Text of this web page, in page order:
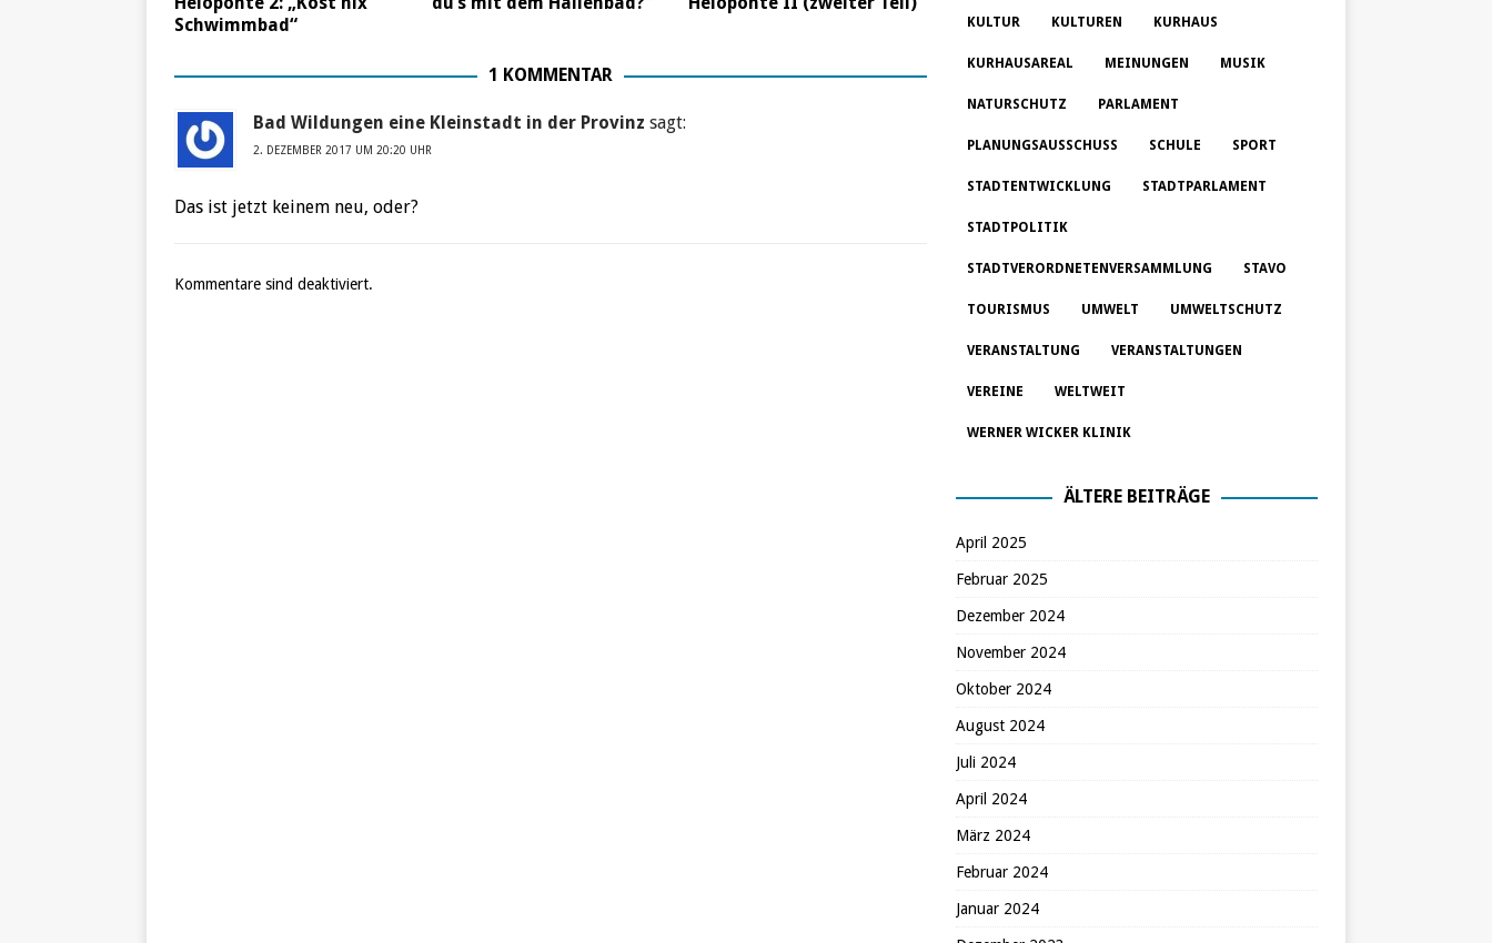
Schwimmbad“
1 KOMMENTAR
Bad Wildungen eine Kleinstadt in der Provinz sagt:
2. DEZEMBER 2017 UM 20:20 UHR
Das ist jetzt keinem neu, oder?
Kommentare sind deaktiviert.
KULTUR KULTUREN KURHAUS
KURHAUSAREAL MEINUNGEN MUSIK
NATURSCHUTZ PARLAMENT
PLANUNGSAUSSCHUSS SCHULE SPORT
STADTENTWICKLUNG STADTPARLAMENT
STADTPOLITIK
STADTVERORDNETENVERSAMMLUNG STAVO
TOURISMUS UMWELT UMWELTSCHUTZ
VERANSTALTUNG VERANSTALTUNGEN
VEREINE WELTWEIT
WERNER WICKER KLINIK
ÄLTERE BEITRÄGE
April 2025
Februar 2025
Dezember 2024
November 2024
Oktober 2024
August 2024
Juli 2024
April 2024
März 2024
Februar 2024
Januar 2024